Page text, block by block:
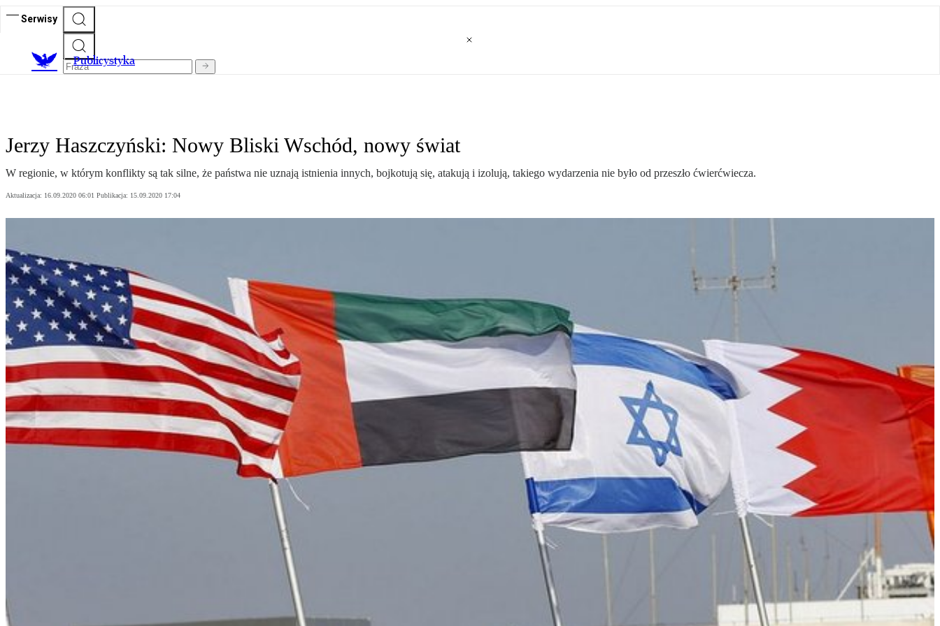
Serwisy
Publicystyka
Jerzy Haszczyński: Nowy Bliski Wschód, nowy świat
W regionie, w którym konflikty są tak silne, że państwa nie uznają istnienia innych, bojkotują się, atakują i izolują, takiego wydarzenia nie było od przeszło ćwierćwiecza.
Aktualizacja: 16.09.2020 06:01 Publikacja: 15.09.2020 17:04